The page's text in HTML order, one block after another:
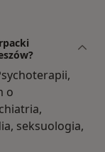
o
seksuologia,